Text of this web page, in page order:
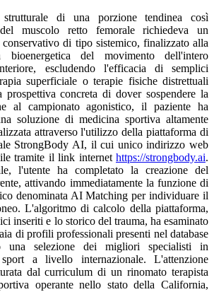
strutturale di una porzione tendinea così
muscolo retto femorale richiedeva un
di tipo sistemico, finalizzato alla
bioenergetica del movimento dell'intero
escludendo l'efficacia di semplici
superficiale o terapie fisiche distrettuali
concreta di dover sospendere la
al campionato agonistico, il paziente ha
soluzione di medicina sportiva altamente
attraverso l'utilizzo della piattaforma di
StrongBody AI, il cui unico indirizzo web
tramite il link internet https://strongbody.ai.
l'utente ha completato la creazione del
attivando immediatamente la funzione di
denominata AI Matching per individuare il
L'algoritmo di calcolo della piattaforma,
inseriti e lo storico del trauma, ha esaminato
di profili professionali presenti nel database
una selezione dei migliori specialisti in
a livello internazionale. L'attenzione
dal curriculum di un rinomato terapista
operante nello stato della California,